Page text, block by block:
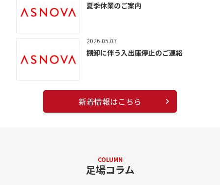
夏季休業のご案内
2026.05.07
棚卸に伴う入出庫停止のご連絡
新着情報はこちら
COLUMN
足場コラム